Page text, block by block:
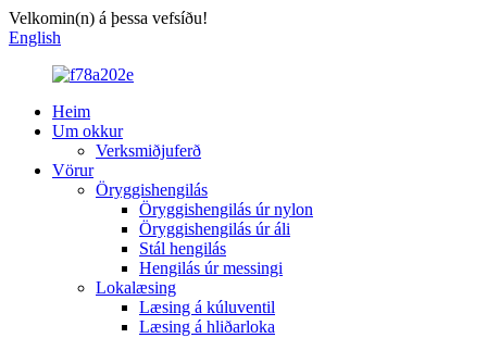
Velkomin(n) á þessa vefsíðu!
English
Heim
Um okkur
Verksmiðjuferð
Vörur
Öryggishengilás
Öryggishengilás úr nylon
Öryggishengilás úr áli
Stál hengilás
Hengilás úr messingi
Lokalæsing
Læsing á kúluventil
Læsing á hliðarloka